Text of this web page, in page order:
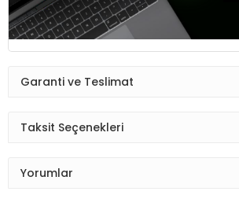
Garanti ve Teslimat
Taksit Seçenekleri
Yorumlar